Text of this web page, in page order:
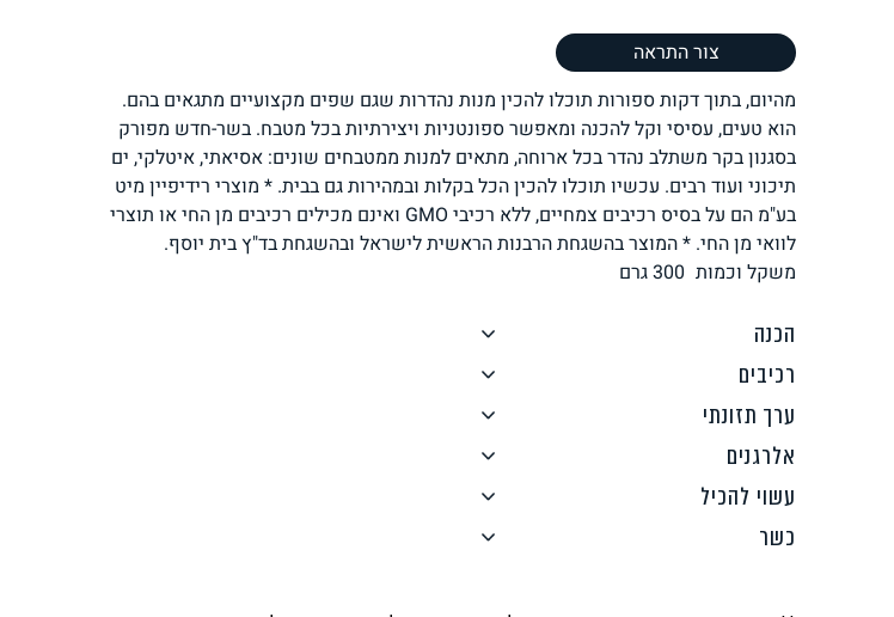
לחם, עוגות, מאפים גלידות טבעוניות פסטה, אטריות וקטניות תבשילים ומרקים
צור התראה
מהיום, בתוך דקות ספורות תוכלו להכין מנות נהדרות שגם שפים מקצועיים מתגאים בהם.
הוא טעים, עסיסי וקל להכנה ומאפשר ספונטניות ויצירתיות בכל מטבח. בשר-חדש מפורק
בסגנון בקר משתלב נהדר בכל ארוחה, מתאים למנות ממטבחים שונים: אסיאתי, איטלקי, ים
תיכוני ועוד רבים. עכשיו תוכלו להכין הכל בקלות ובמהירות גם בבית. * מוצרי רידיפיין מיט
בע"מ הם על בסיס רכיבים צמחיים, ללא רכיבי GMO ואינם מכילים רכיבים מן החי או תוצרי
לוואי מן החי. * המוצר בהשגחת הרבנות הראשית לישראל ובהשגחת בד"ץ בית יוסף.
משקל וכמות
גרם
הכנה
רכיבים
ערך תזונתי
אלרגנים
עשוי להכיל
כשר